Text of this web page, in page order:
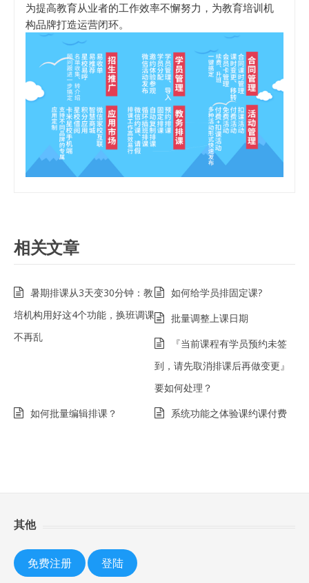
为提高教育从业者的工作效率不懈努力，为教育培训机
构品牌打造运营闭环。
相关文章
暑期排课从3天变30分钟：教
培机构用好这4个功能，换班调课
不再乱
如何给学员排固定课?
批量调整上课日期
『当前课程有学员预约未签
到，请先取消排课后再做变更』
要如何处理？
如何批量编辑排课？
系统功能之体验课约课付费
其他
免费注册 登陆